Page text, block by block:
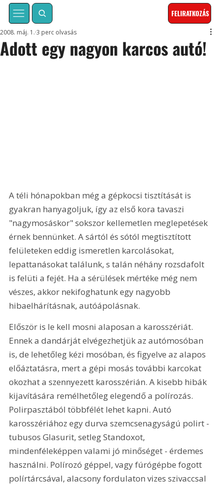
FELIRATKOZÁS
Adott egy nagyon karcos autó!
2008. máj. 1. 3 perc olvasás
A téli hónapokban még a gépkocsi tisztítását is
gyakran hanyagoljuk, így az első kora tavaszi
"nagymosáskor" sokszor kellemetlen meglepetések
érnek bennünket. A sártól és sótól megtisztított
felületeken eddig ismeretlen karcolásokat,
lepattanásokat találunk, s talán néhány rozsdafolt
is felüti a fejét. Ha a sérülések mértéke még nem
vészes, akkor nekifoghatunk egy nagyobb
hibaelhárításnak, autóápolásnak.
Először is le kell mosni alaposan a karosszériát.
Ennek a dandárját elvégezhetjük az autómosóban
is, de lehetőleg kézi mosóban, és figyelve az alapos
előáztatásra, mert a gépi mosás további karcokat
okozhat a szennyezett karosszérián. A kisebb hibák
kijavítására remélhetőleg elegendő a polírozás.
Polirpasztából többfélét lehet kapni. Autó
karosszériához egy durva szemcsenagyságú polirt -
tubusos Glasurit, setleg Standoxot,
mindenféleképpen valami jó minőséget - érdemes
használni. Polírozó géppel, vagy fúrógépbe fogott
polírtárcsával, alacsony fordulaton vizes szivaccsal